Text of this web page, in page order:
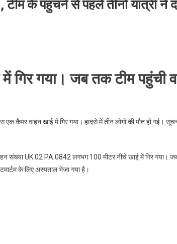
टीम के पहुंचने से पहले तीनों यात्री ने
गिर गया। जब तक टीम पहुंची
एक कैंपर वाहन खाई में गिर गया। हादसे में तीन लोगों की मौत हो गई।
संख्या UK 02 PA 0842 लगभग 100 मीटर नीचे खाई में गिर गया।
के लिए अस्पताल भेजा गया है।